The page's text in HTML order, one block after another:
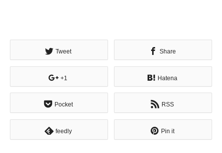
Tweet Share
+1 Hatena
Pocket RSS
feedly Pin it